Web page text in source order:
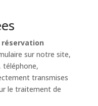
sur notre site,
téléphone,
transmises
le traitement de